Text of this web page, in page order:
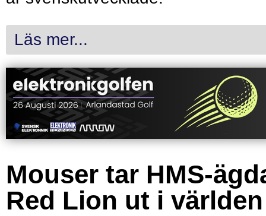
Läs mer...
Mouser tar HMS-
Red Lion ut i världen